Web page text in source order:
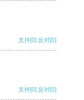
支持[0] 反对[0]
支持[0] 反对[0]